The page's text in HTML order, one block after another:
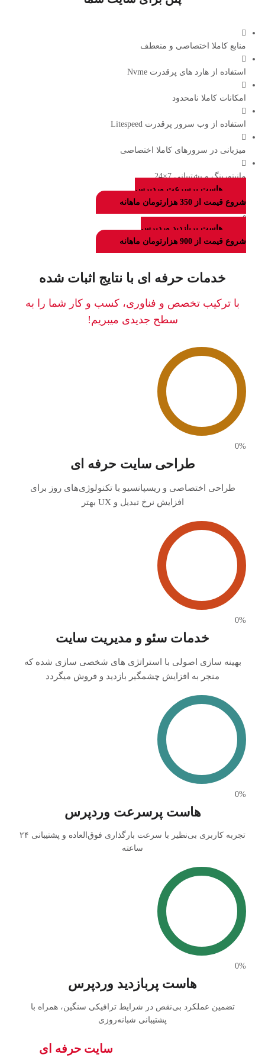
منابع کاملا اختصاصی و منعطف
استفاده از هارد های پرقدرت Nvme
امکانات کاملا نامحدود
استفاده از وب سرور پرقدرت Litespeed
میزبانی در سرورهای کاملا اختصاصی
مانیتورینگ و پشتیبانی 7×24
هاست پرسرعت وردپرس
شروع قیمت از 350 هزارتومان ماهانه
و
هاست پربازدید وردپرس
شروع قیمت از 900 هزارتومان ماهانه
خدمات حرفه ای با نتایج اثبات شده
با ترکیب تخصص و فناوری، کسب و کار شما را به
سطح جدیدی میبریم!
0%
طراحی سایت حرفه ای
طراحی اختصاصی و ریسپانسیو با تکنولوژی‌های روز برای
افزایش نرخ تبدیل و UX بهتر
0%
خدمات سئو و مدیریت سایت
بهینه سازی اصولی با استراتژی های شخصی سازی شده که
منجر به افزایش چشمگیر بازدید و فروش میگردد
0%
هاست پرسرعت وردپرس
تجربه کاربری بی‌نظیر با سرعت بارگذاری فوق‌العاده و پشتیبانی ۲۴
ساعته
0%
هاست پربازدید وردپرس
تضمین عملکرد بی‌نقص در شرایط ترافیکی سنگین، همراه با
پشتیبانی شبانه‌روزی
سایت حرفه ای